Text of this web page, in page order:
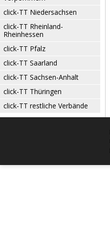
click-TT Niedersachsen
click-TT Rheinland-
Rheinhessen
click-TT Pfalz
click-TT Saarland
click-TT Sachsen-Anhalt
click-TT Thüringen
click-TT restliche Verbände